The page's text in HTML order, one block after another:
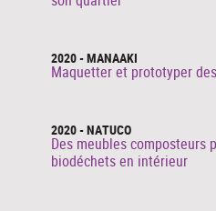
2020 - MANAAKI
Maquetter et prototyper
2020 - NATUCO
Des meubles composteurs
biodéchets en intérieur